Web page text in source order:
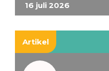
16 juli 2026
Artikel